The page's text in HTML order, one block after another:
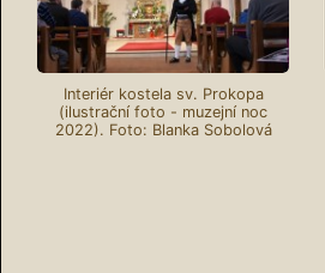
Interiér kostela sv. Prokopa
(ilustrační foto - muzejní noc
2022). Foto: Blanka Sobolová